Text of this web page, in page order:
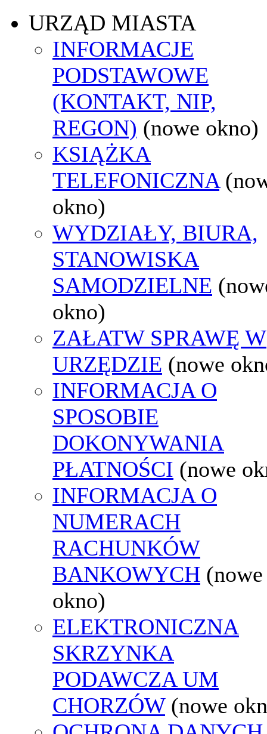
URZĄD MIASTA
INFORMACJE
PODSTAWOWE
(KONTAKT, NIP,
REGON) (nowe okno)
KSIĄŻKA
TELEFONICZNA
okno)
WYDZIAŁY, BIURA,
STANOWISKA
SAMODZIELNE
okno)
ZAŁATW SPRAWĘ W
URZĘDZIE (nowe
INFORMACJA O
SPOSOBIE
DOKONYWANIA
PŁATNOŚCI (nowe
INFORMACJA O
NUMERACH
RACHUNKÓW
BANKOWYCH (nowe
okno)
ELEKTRONICZNA
SKRZYNKA
PODAWCZA UM
CHORZÓW (nowe